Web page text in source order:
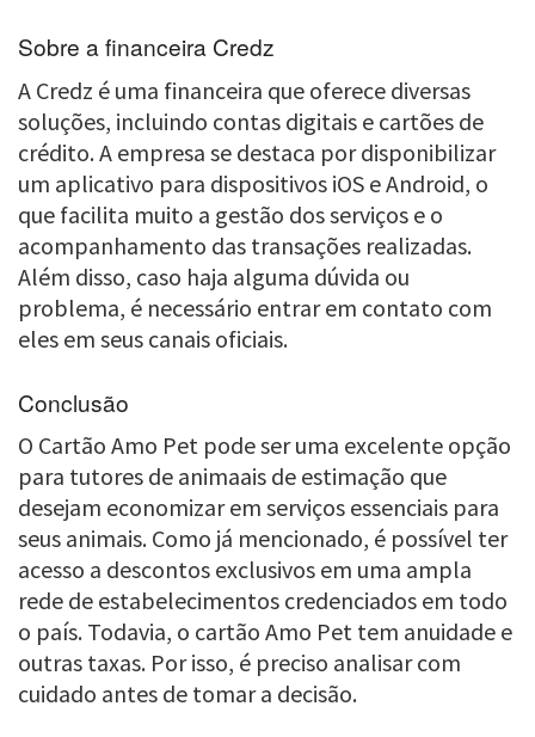
Sobre a financeira Credz
A Credz é uma financeira que oferece diversas
soluções, incluindo contas digitais e cartões de
crédito. A empresa se destaca por disponibilizar
um aplicativo para dispositivos iOS e Android, o
que facilita muito a gestão dos serviços e o
acompanhamento das transações realizadas.
Além disso, caso haja alguma dúvida ou
problema, é necessário entrar em contato com
eles em seus canais oficiais.
Conclusão
O Cartão Amo Pet pode ser uma excelente opção
para tutores de animaais de estimação que
desejam economizar em serviços essenciais para
seus animais. Como já mencionado, é possível ter
acesso a descontos exclusivos em uma ampla
rede de estabelecimentos credenciados em todo
o país. Todavia, o cartão Amo Pet tem anuidade e
outras taxas. Por isso, é preciso analisar com
cuidado antes de tomar a decisão.